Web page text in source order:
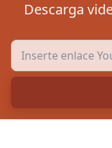
Descarga